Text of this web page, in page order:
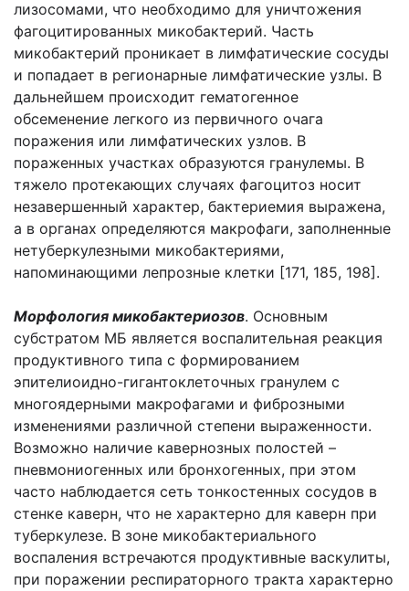
лизосомами, что необходимо для уничтожения
фагоцитированных микобактерий. Часть
микобактерий проникает в лимфатические сосуды
и попадает в регионарные лимфатические узлы. В
дальнейшем происходит гематогенное
обсеменение легкого из первичного очага
поражения или лимфатических узлов. В
пораженных участках образуются гранулемы. В
тяжело протекающих случаях фагоцитоз носит
незавершенный характер, бактериемия выражена,
а в органах определяются макрофаги, заполненные
нетуберкулезными микобактериями,
напоминающими лепрозные клетки [171, 185, 198].
Морфология микобактериозов. Основным
субстратом МБ является воспалительная реакция
продуктивного типа с формированием
эпителиоидно-гигантоклеточных гранулем с
многоядерными макрофагами и фиброзными
изменениями различной степени выраженности.
Возможно наличие кавернозных полостей –
пневмониогенных или бронхогенных, при этом
часто наблюдается сеть тонкостенных сосудов в
стенке каверн, что не характерно для каверн при
туберкулезе. В зоне микобактериального
воспаления встречаются продуктивные васкулиты,
при поражении респираторного тракта характерно